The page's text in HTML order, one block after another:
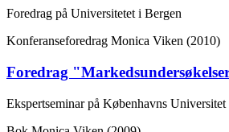
Foredrag på Universitetet i Bergen
Konferanseforedrag Monica Viken (2010)
Foredrag
Ekspertseminar på Københavns Universitet